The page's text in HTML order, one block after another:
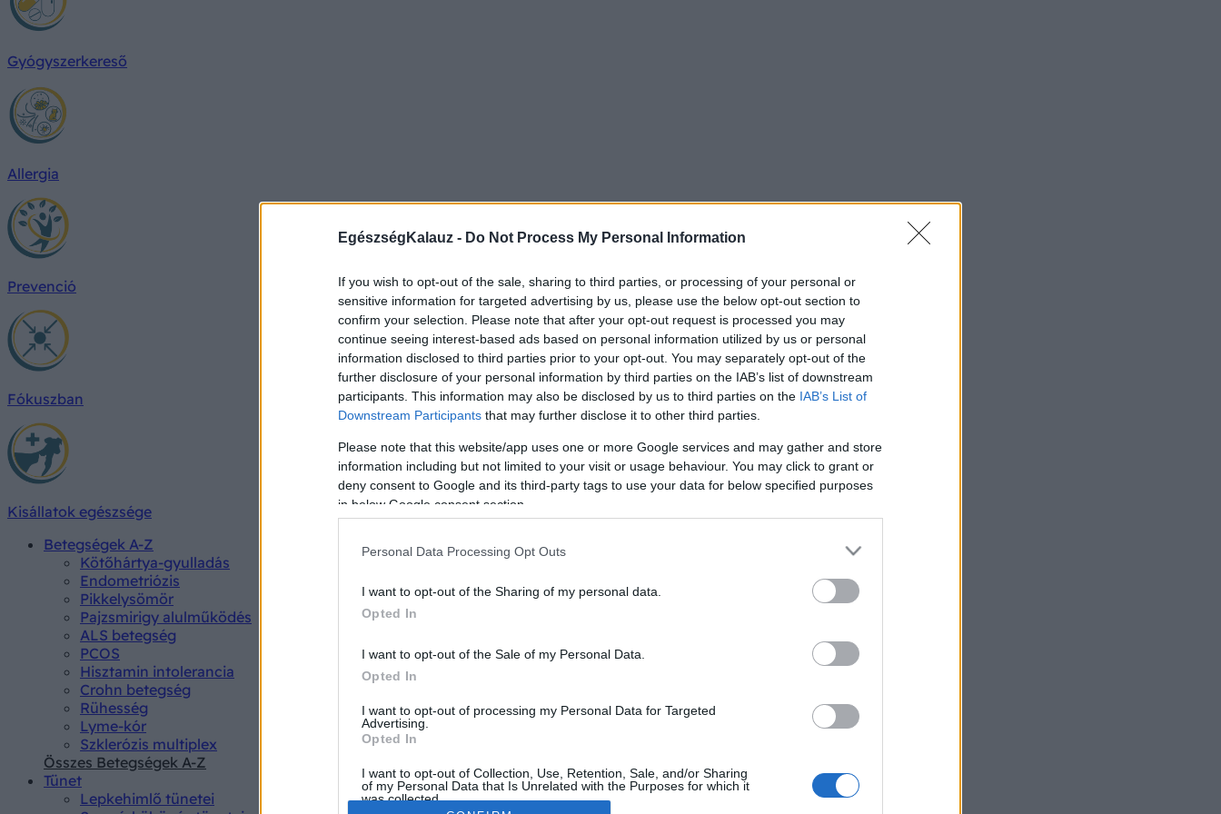
EgészségKalauz - Do Not Process My Personal Information
If you wish to opt-out of the sale, sharing to third parties, or processing of your personal or
sensitive information for targeted advertising by us, please use the below opt-out section to
confirm your selection. Please note that after your opt-out request is processed you may
continue seeing interest-based ads based on personal information utilized by us or personal
information disclosed to third parties prior to your opt-out. You may separately opt-out of the
further disclosure of your personal information by third parties on the IAB’s list of downstream
participants. This information may also be disclosed by us to third parties on the IAB’s List of
Downstream Participants that may further disclose it to other third parties.
Please note that this website/app uses one or more Google services and may gather and store
information including but not limited to your visit or usage behaviour. You may click to grant or
deny consent to Google and its third-party tags to use your data for below specified purposes
in below Google consent section.
Personal Data Processing Opt Outs
I want to opt-out of the Sharing of my personal data.
Opted In
I want to opt-out of the Sale of my Personal Data.
Opted In
I want to opt-out of processing my Personal Data for Targeted
Advertising.
Opted In
I want to opt-out of Collection, Use, Retention, Sale, and/or Sharing
of my Personal Data that Is Unrelated with the Purposes for which it
was collected.
Gyógyszerkereső
Allergia
Prevenció
Fókuszban
Kisállatok egészsége
Betegségek A-Z
Kötőhártya-gyulladás
Endometriózis
Pikkelysömör
Pajzsmirigy alulműködés
ALS betegség
PCOS
Hisztamin intolerancia
Crohn betegség
Rühesség
Lyme-kór
Szklerózis multiplex
Összes Betegségek A-Z
Tünet
Lepkehimlő tünetei